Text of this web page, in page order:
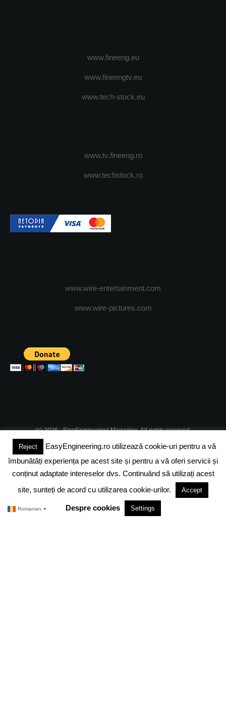
www.fineeng.eu
www.fineengtv.eu
www.tech-stock.eu
www.tv.fineeng.ro
www.techstock.ro
www.wire-entertainment.com
www.wire-pictures.com
(c) 2026 - FineEngineering Magazine. All rights reserved.
DESPRE NOI ABONAMENT
DESPRE COOKIES POLITICA DE CONFIDENTIALITATE
TERMENI SI CONDITII
Reject
EasyEngineering.ro utilizează cookie-uri pentru a vă
îmbunătăți experiența pe acest site și pentru a vă oferi servicii și
conținut adaptate intereselor dvs. Continuând să utilizați acest
site, sunteți de acord cu utilizarea cookie-urilor.
Accept
Despre cookies Settings
Romanian ▼